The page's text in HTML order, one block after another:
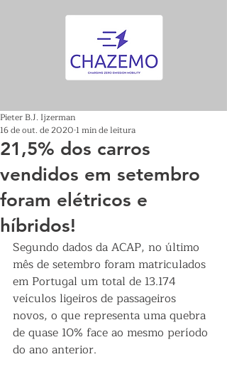
21,5% dos carros
vendidos em setembro
foram elétricos e
híbridos!
Pieter B.J. Ijzerman
16 de out. de 2020 1 min de leitura
Segundo dados da ACAP, no último
mês de setembro foram matriculados
em Portugal um total de 13.174
veículos ligeiros de passageiros
novos, o que representa uma quebra
de quase 10% face ao mesmo período
do ano anterior.